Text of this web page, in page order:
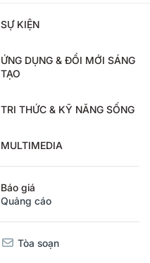
SỰ KIỆN
ỨNG DỤNG & ĐỔI MỚI SÁNG
TẠO
TRI THỨC & KỸ NĂNG SỐNG
MULTIMEDIA
Báo giá
Quảng cáo
Tòa soạn